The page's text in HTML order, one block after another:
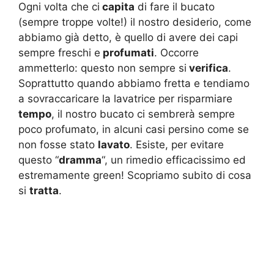
Ogni volta che ci capita di fare il bucato
(sempre troppe volte!) il nostro desiderio, come
abbiamo già detto, è quello di avere dei capi
sempre freschi e profumati. Occorre
ammetterlo: questo non sempre si verifica.
Soprattutto quando abbiamo fretta e tendiamo
a sovraccaricare la lavatrice per risparmiare
tempo, il nostro bucato ci sembrerà sempre
poco profumato, in alcuni casi persino come se
non fosse stato lavato. Esiste, per evitare
questo “dramma“, un rimedio efficacissimo ed
estremamente green! Scopriamo subito di cosa
si tratta.